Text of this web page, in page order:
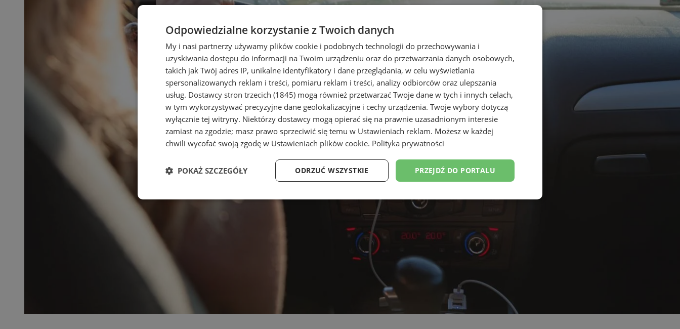
Odpowiedzialne korzystanie z Twoich danych
My i nasi partnerzy używamy plików cookie i podobnych technologii do przechowywania i
uzyskiwania dostępu do informacji na Twoim urządzeniu oraz do przetwarzania danych osobowych,
takich jak Twój adres IP, unikalne identyfikatory i dane przeglądania, w celu wyświetlania
spersonalizowanych reklam i treści, pomiaru reklam i treści, analizy odbiorców oraz ulepszania
usług. Dostawcy stron trzecich (1845) mogą również przetwarzać Twoje dane w tych i innych celach,
w tym wykorzystywać precyzyjne dane geolokalizacyjne i cechy urządzenia. Twoje wybory dotyczą
wyłącznie tej witryny. Niektórzy dostawcy mogą opierać się na prawnie uzasadnionym interesie
zamiast na zgodzie; masz prawo sprzeciwić się temu w Ustawieniach reklam. Możesz w każdej
chwili wycofać swoją zgodę w Ustawieniach plików cookie. Polityka prywatności
PRZEJDŹ DO PORTALU
ODRZUĆ WSZYSTKIE
POKAŻ SZCZEGÓŁY
Niezbędne Wydajność Targetowanie Funkcjonalność Niesklasyfikowane
Funkcjonalność Niesklasyfikowane
Niezbędne pliki cookie umożliwiają korzystanie z podstawowych funkcji strony internetowej, takich jak logowanie użytkownika i
zarządzanie kontem. Bez niezbędnych plików cookie nie można prawidłowo korzystać ze strony internetowej.
Okres